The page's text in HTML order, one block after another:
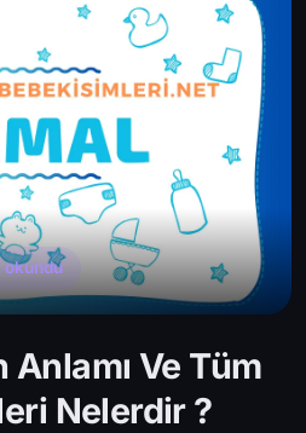
okundu
Ve Tüm
Nelerdir ?